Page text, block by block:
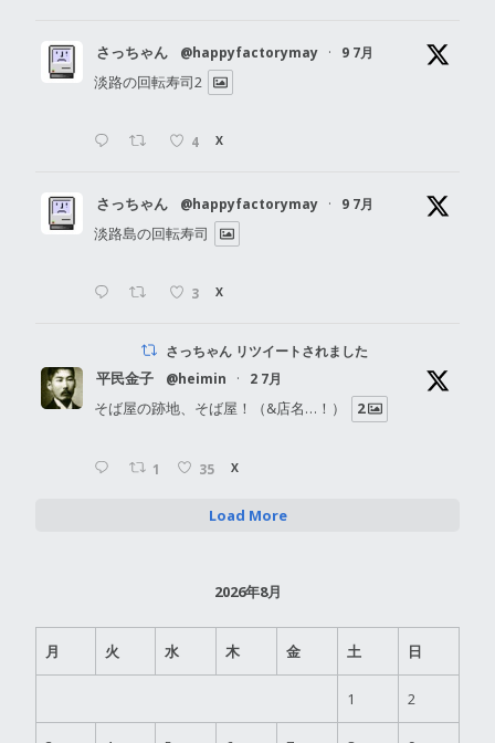
さっちゃん @happyfactorymay · 9 7月
淡路の回転寿司2
4 X
さっちゃん @happyfactorymay · 9 7月
淡路島の回転寿司
3 X
さっちゃん リツイートされました
平民金子 @heimin · 2 7月
そば屋の跡地、そば屋！（&店名…！） 2
1 35 X
Load More
2026年8月
月 火 水 木 金 土 日
1 2